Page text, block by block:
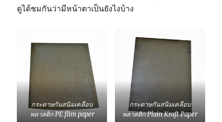
ดูได้ชมกันว่ามีหน้าตาเป็นยังไงบ้าง
กระดาษกันสนิมเคลือบ
พลาสติก PE flim paper
กระดาษกันสนิมเคลือบ
พลาสติก Plain Kraft Paper